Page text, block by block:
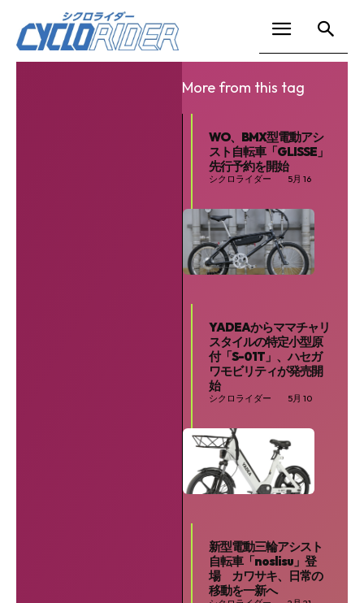
More from this tag
WO、BMX型電動アシ
スト自転車「GLISSE」
先行予約を開始
シクロライダー 5月 16
YADEAからママチャリ
スタイルの特定小型原
付「S-01T」、ハセガ
ワモビリティが発売開
始
シクロライダー 5月 10
新型電動三輪アシスト
自転車「noslisu」登
場 カワサキ、日常の
移動を一新へ